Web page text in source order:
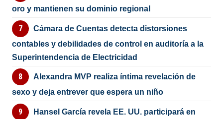
oro y mantienen su dominio regional
Cámara de Cuentas detecta distorsiones
contables y debilidades de control en auditoría a la
Superintendencia de Electricidad
Alexandra MVP realiza íntima revelación de
sexo y deja entrever que espera un niño
Hansel García revela EE. UU. participará en